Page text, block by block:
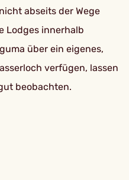
abseits der Wege
Lodges innerhalb
über ein eigenes,
verfügen, lassen
beobachten.